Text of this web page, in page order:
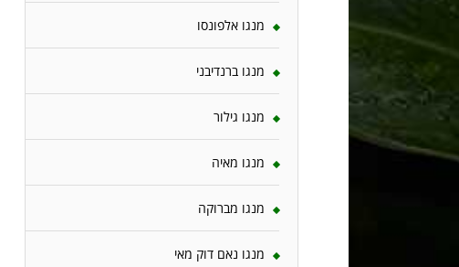
מנגו אלפונסו
מנגו ברנדיבני
מנגו גילור
מנגו מאיה
מנגו מברוקה
מנגו נאם דוק מאי